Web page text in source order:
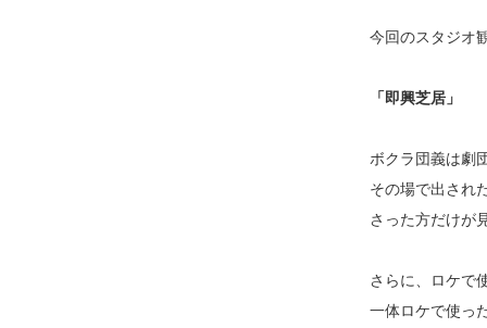
今回のスタジオ
「即興芝居」
ボクラ団義は劇
その場で出され
さった方だけが
さらに、ロケで
一体ロケで使っ